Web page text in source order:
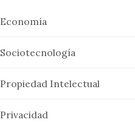
Economía
Sociotecnología
Propiedad Intelectual
Privacidad